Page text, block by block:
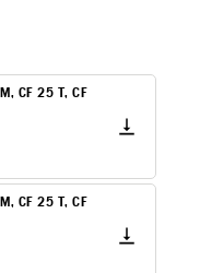
CF 25 T, CF
CF 25 T, CF